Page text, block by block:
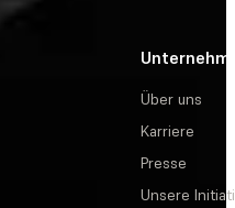
Über uns
Karriere
Presse
Unsere